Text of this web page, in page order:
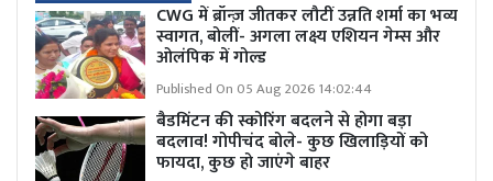
CWG में ब्रॉन्ज़ जीतकर लौटीं उन्नति शर्मा का भव्य
स्वागत, बोलीं- अगला लक्ष्य एशियन गेम्स और
ओलंपिक में गोल्ड
Published On 05 Aug 2026 14:02:44
बैडमिंटन की स्कोरिंग बदलने से होगा बड़ा
बदलाव! गोपीचंद बोले- कुछ खिलाड़ियों को
फायदा, कुछ हो जाएंगे बाहर